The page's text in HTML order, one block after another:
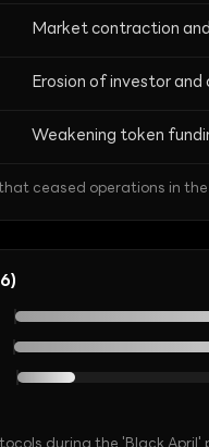
Market contraction
Erosion of investor
Weakening token
ceased operations in